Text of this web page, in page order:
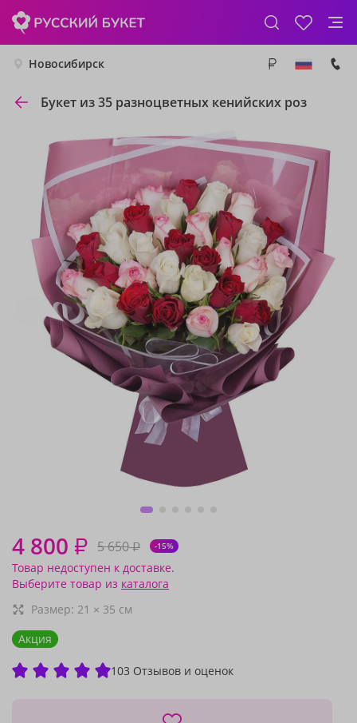
Новосибирск
Букет из 35 разноцветных кенийских роз
4 800 ₽ 5 650₽ -15%
Товар недоступен к доставке.
Выберите товар из каталога
Размер: 21 × 35 см
Акция
103 Отзывов и оценок